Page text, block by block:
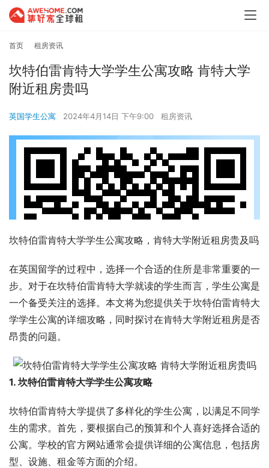
首页 租房资讯
坎特伯雷肯特大学学生公寓攻略 肯特大学
附近租房贵吗
英国学生公寓 2024年4月14日 下午9:00 租房资讯
坎特伯雷肯特大学学生公寓攻略，肯特大学附近租房贵及吗
在英国留学的过程中，选择一个合适的住所是非常重要的一
步。对于在坎特伯雷肯特大学就读的学生而言，学生公寓是
一个备受关注的选择。本文将为您提供关于坎特伯雷肯特大
学学生公寓的详细攻略，同时探讨在肯特大学附近租房是否
昂贵的问题。
1. 坎特伯雷肯特大学学生公寓攻略
坎特伯雷肯特大学提供了多样化的学生公寓，以满足不同学
生的需求。首先，要根据自己的预算和个人喜好选择合适的
公寓。学校的官方网站通常会提供详细的公寓信息，包括房
型、设施、租金等方面的介绍。